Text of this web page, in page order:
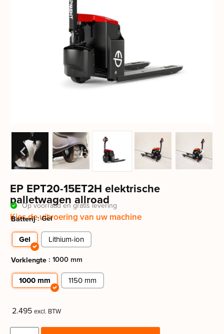
EP EPT20-15ET2H elektrische
palletwagen allroad
Op voorraad en gratis levering
Kies de uitvoering van uw machine
Batterij : Gel
Gel
Lithium-ion
Vorklengte : 1000 mm
1000 mm
1150 mm
2.495 excl. BTW